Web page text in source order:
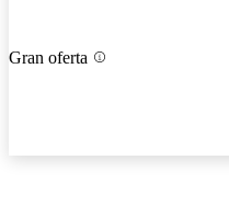
Gran oferta